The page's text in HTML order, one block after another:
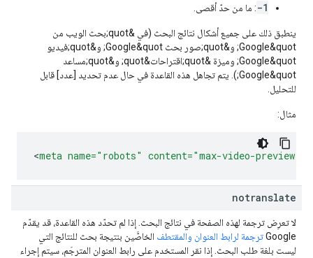
-1: ما من حدّ أقصى.
ينطبق ذلك على جميع أشكال نتائج البحث (في &quot;بحث الويب من
Google&quot; و&quot;صور بحث Google&quot; و&quot;فيديو
Google&quot; وميزة &quot;اقتراحات&quot; و&quot;مساعد
Google&quot;). يتم تجاهل هذه القاعدة في حال عدم تحديد [عدد] قابل
للتحليل.
مثال:
<meta name="robots" content="max-video-preview:-
notranslate
لا تعرِض ترجمة لهذه الصفحة في نتائج البحث. إذا لم تحدّد هذه القاعدة، قد يقدّم
Googleترجمة لرابط العنوان والمقتطف الخاصَّين بنتيجة بحث للنتائج التي
ليست بلغة طلب البحث. إذا نقر المستخدم على رابط العنوان المترجَم، سيتم إجراء